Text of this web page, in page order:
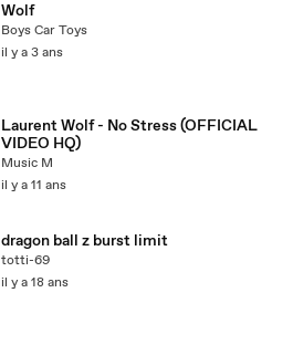
Wolf
Boys Car Toys
il y a 3 ans
Laurent Wolf - No Stress (OFFICIAL
VIDEO HQ)
Music M
il y a 11 ans
dragon ball z burst limit
totti-69
il y a 18 ans